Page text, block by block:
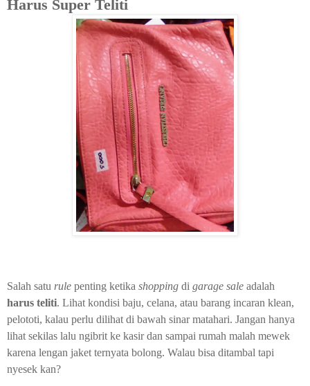
Harus Super Teliti
Salah satu rule penting ketika shopping di garage sale adalah
harus teliti. Lihat kondisi baju, celana, atau barang incaran klean,
pelototi, kalau perlu dilihat di bawah sinar matahari. Jangan hanya
lihat sekilas lalu ngibrit ke kasir dan sampai rumah malah mewek
karena lengan jaket ternyata bolong. Walau bisa ditambal tapi
nyesek kan?